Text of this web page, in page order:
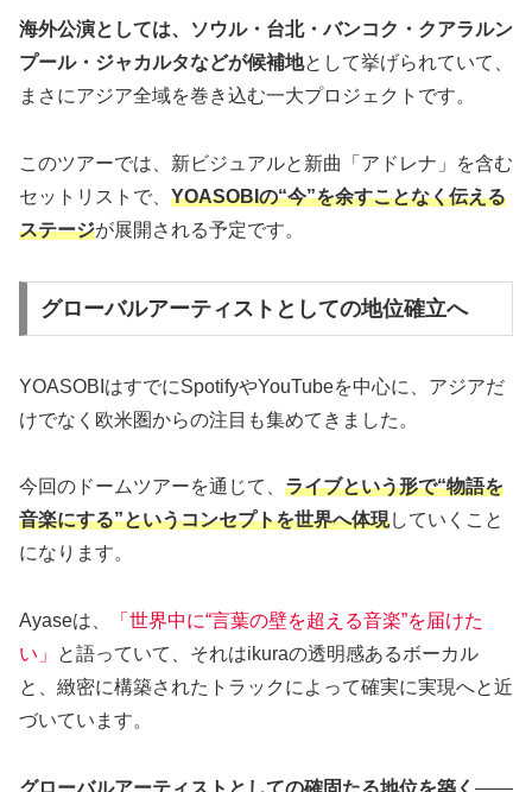
海外公演としては、ソウル・台北・バンコク・クアラルン
プール・ジャカルタなどが候補地として挙げられていて、
まさにアジア全域を巻き込む一大プロジェクトです。
このツアーでは、新ビジュアルと新曲「アドレナ」を含む
セットリストで、 YOASOBIの“今”を余すことなく伝える
ステージが展開される予定です。
グローバルアーティストとしての地位確立へ
YOASOBIはすでにSpotifyやYouTubeを中心に、アジアだ
けでなく欧米圏からの注目も集めてきました。
今回のドームツアーを通じて、 ライブという形で“物語を
音楽にする”というコンセプトを世界へ体現していくこと
になります。
Ayaseは、
「世界中に“言葉の壁を超える音楽”を届けた
い」
と語っていて、それはikuraの透明感あるボーカル
と、緻密に構築されたトラックによって確実に実現へと近
づいています。
グローバルアーティストとしての確固たる地位を築く ——